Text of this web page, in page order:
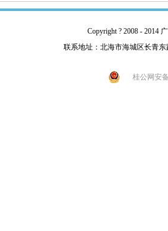
Copyright ? 2008 - 2014
联系地址：北海市海城区长青东
桂公网安